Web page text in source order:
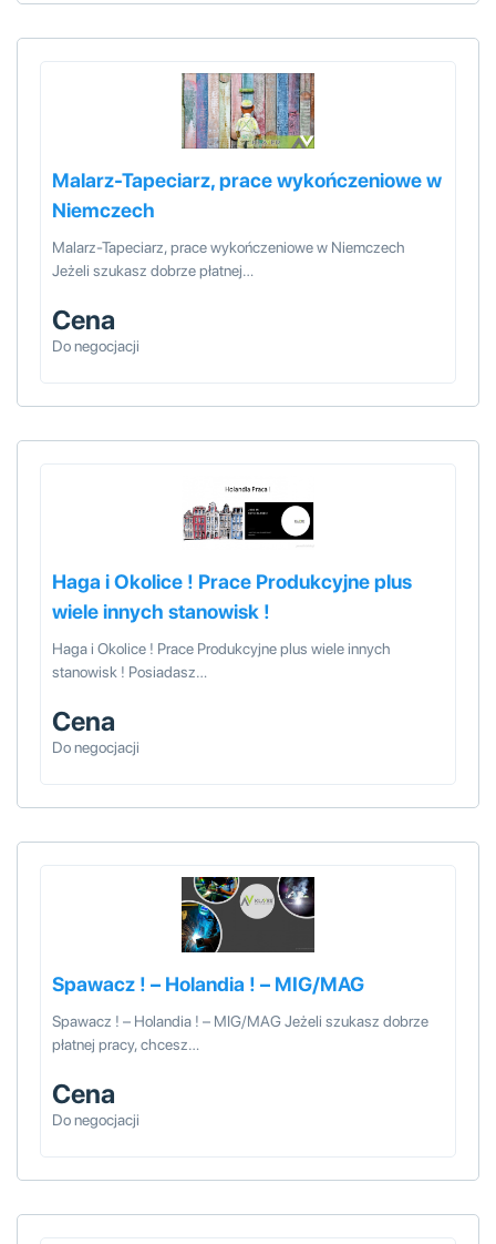
Malarz-Tapeciarz, prace wykończeniowe w
Niemczech
Malarz-Tapeciarz, prace wykończeniowe w Niemczech
Jeżeli szukasz dobrze płatnej…
Cena
Do negocjacji
Haga i Okolice ! Prace Produkcyjne plus
wiele innych stanowisk !
Haga i Okolice ! Prace Produkcyjne plus wiele innych
stanowisk ! Posiadasz…
Cena
Do negocjacji
Spawacz ! – Holandia ! – MIG/MAG
Spawacz ! – Holandia ! – MIG/MAG Jeżeli szukasz dobrze
płatnej pracy, chcesz…
Cena
Do negocjacji